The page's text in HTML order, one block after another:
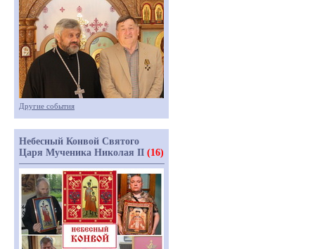
Другие события
Небесный Конвой Святого
Царя Мученика Николая II (16)